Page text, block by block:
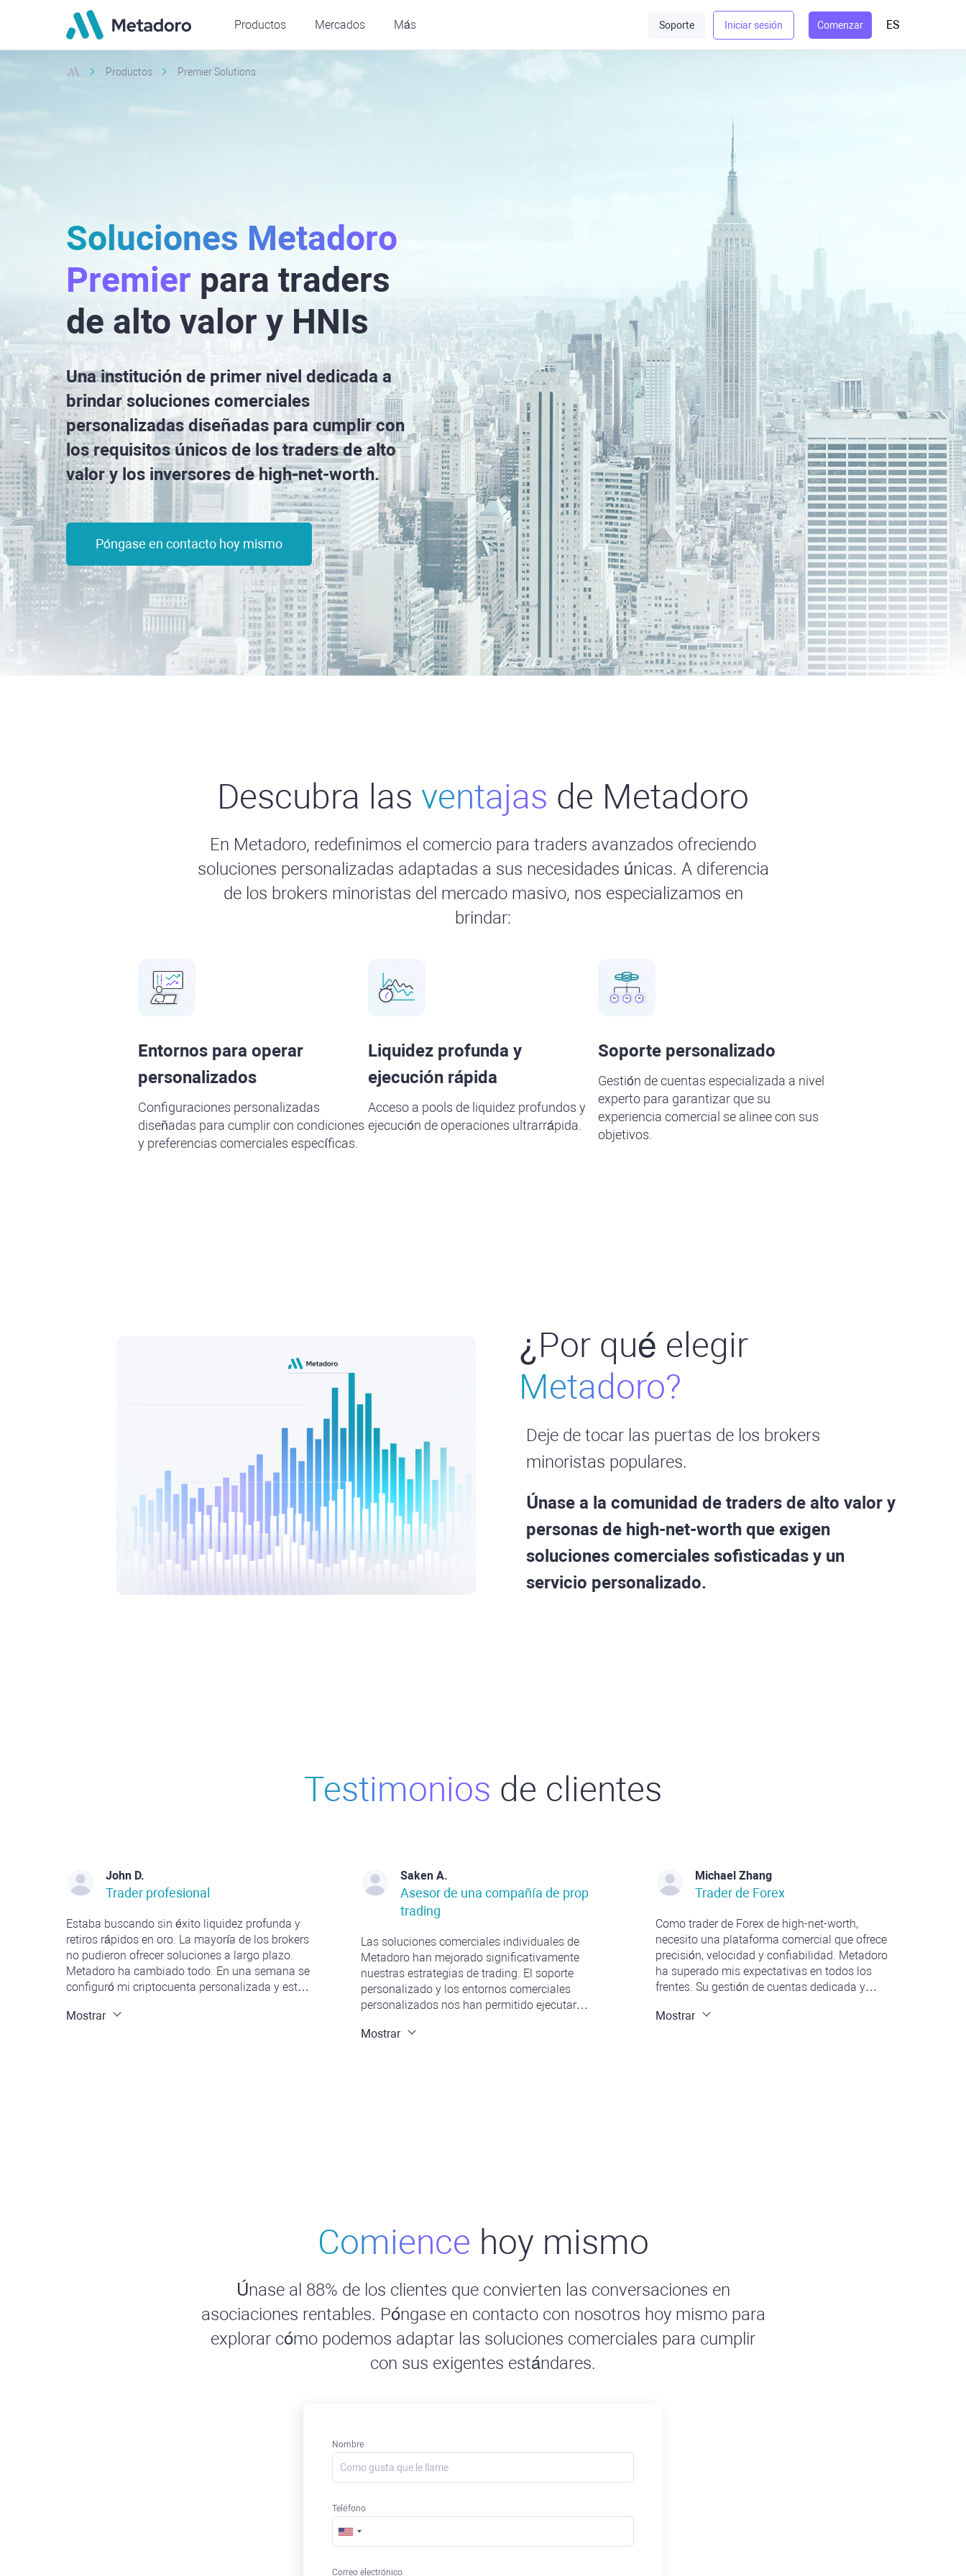
Productos Mercados Más Soporte Iniciar sesión Comenzar ES
Productos Premier Solutions
Soluciones Metadoro
Premier para traders
de alto valor y HNIs
Una institución de primer nivel dedicada a
brindar soluciones comerciales
personalizadas diseñadas para cumplir con
los requisitos únicos de los traders de alto
valor y los inversores de high-net-worth.
Póngase en contacto hoy mismo
Descubra las ventajas de Metadoro
En Metadoro, redefinimos el comercio para traders avanzados ofreciendo
soluciones personalizadas adaptadas a sus necesidades únicas. A diferencia
de los brokers minoristas del mercado masivo, nos especializamos en
brindar:
Entornos para operar
personalizados
Configuraciones personalizadas
diseñadas para cumplir con condiciones
y preferencias comerciales específicas.
Liquidez profunda y
ejecución rápida
Acceso a pools de liquidez profundos y
ejecución de operaciones ultrarrápida.
Soporte personalizado
Gestión de cuentas especializada a nivel
experto para garantizar que su
experiencia comercial se alinee con sus
objetivos.
¿Por qué elegir
Metadoro?
Deje de tocar las puertas de los brokers
minoristas populares.
Únase a la comunidad de traders de alto valor y
personas de high-net-worth que exigen
soluciones comerciales sofisticadas y un
servicio personalizado.
Testimonios de clientes
John D.
Trader profesional
Estaba buscando sin éxito liquidez profunda y
retiros rápidos en oro. La mayoría de los brokers
no pudieron ofrecer soluciones a largo plazo.
Metadoro ha cambiado todo. En una semana se
configuró mi criptocuenta personalizada y estoy
con una ejecución excelente. ¡Por muchos años
Mostrar
Saken A.
Asesor de una compañía de prop
trading
Las soluciones comerciales individuales de
Metadoro han mejorado significativamente
nuestras estrategias de trading. El soporte
personalizado y los entornos comerciales
personalizados nos han permitido ejecutar
inigualable. La alta liquidez y la ejecución
Mostrar
Michael Zhang
Trader de Forex
Como trader de Forex de high-net-worth,
necesito una plataforma comercial que ofrece
precisión, velocidad y confiabilidad. Metadoro
ha superado mis expectativas en todos los
frentes. Su gestión de cuentas dedicada y
han brindado las herramientas que necesito
Mostrar
Comience hoy mismo
Únase al 88% de los clientes que convierten las conversaciones en
asociaciones rentables. Póngase en contacto con nosotros hoy mismo para
explorar cómo podemos adaptar las soluciones comerciales para cumplir
con sus exigentes estándares.
Nombre
Teléfono
Correo electrónico